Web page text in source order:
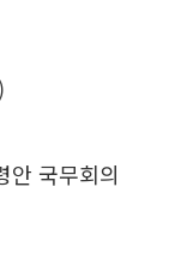
안 국무회의